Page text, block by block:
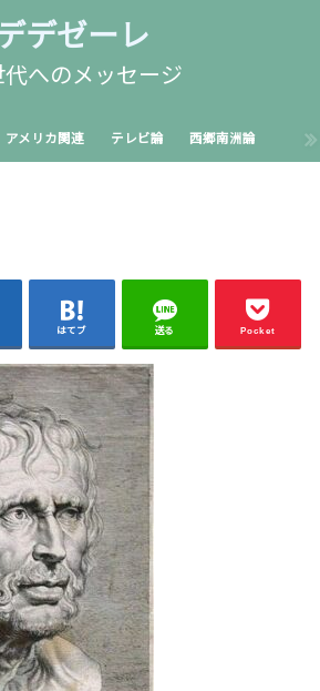
デゼーレ
代へのメッセージ
アメリカ関連 テレビ論 西郷南洲論
はてブ 送る Pocket